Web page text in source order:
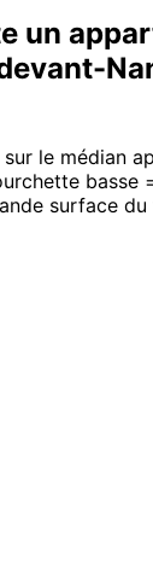
un
le médian
basse
surface du